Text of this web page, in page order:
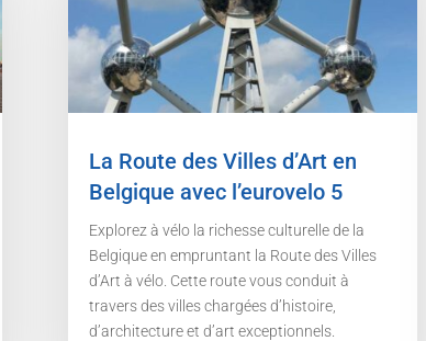
La Route des Villes d’Art en
Belgique avec l’eurovelo 5
Explorez à vélo la richesse culturelle de la
Belgique en empruntant la Route des Villes
d’Art à vélo. Cette route vous conduit à
travers des villes chargées d’histoire,
d’architecture et d’art exceptionnels.